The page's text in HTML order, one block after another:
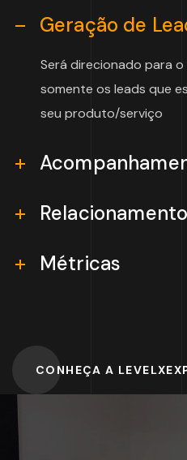
Geração de
Será direcionado para
somente os leads que
seu produto/serviço
Relacionamento
Métricas
CONHEÇA A